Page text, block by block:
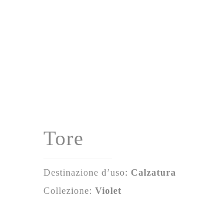
Tore
Destinazione d’uso: Calzatura
Collezione: Violet